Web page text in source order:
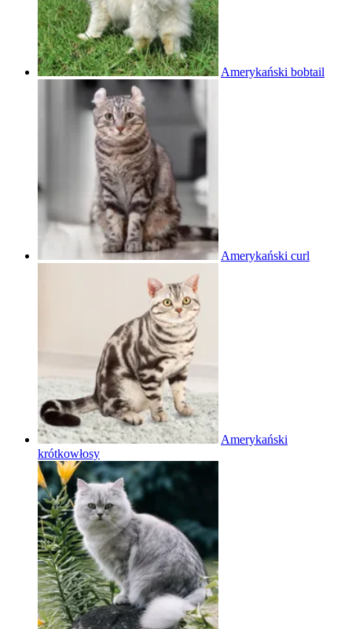
Amerykański bobtail
Amerykański curl
Amerykański
krótkowłosy